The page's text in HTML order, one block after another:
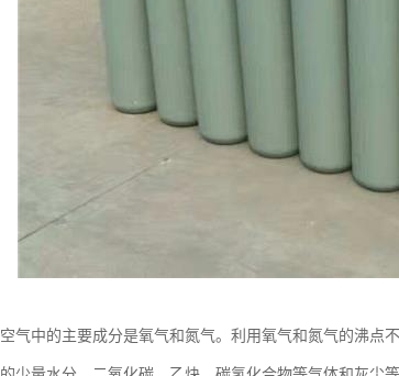
空气中的主要成分是氧气和氮气。利用氧气和氮气的沸点